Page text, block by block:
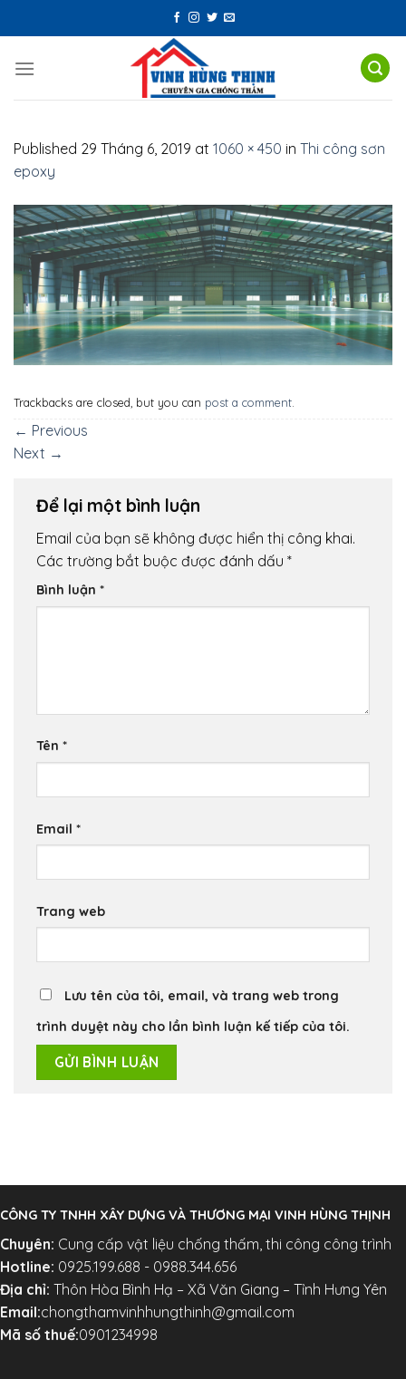
to
Published 29 Tháng 6, 2019 at 1060 × 450 in Thi công sơn
epoxy
Trackbacks are closed, but you can post a comment
← Previous
Next →
Để lại một bình luận
Email của bạn sẽ không được hiển thị công khai.
Các trường bắt buộc được đánh dấu *
Bình luận *
Tên *
Email *
Trang web
Lưu tên của tôi, email, và trang web trong
trình duyệt này cho lần bình luận kế tiếp của tôi.
CÔNG TY TNHH XÂY DỰNG VÀ THƯƠNG MẠI VINH HÙNG THỊNH
Chuyên: Cung cấp vật liệu chống thấm, thi công công trình
Hotline: 0925.199.688 - 0988.344.656
Địa chỉ: Thôn Hòa Bình Hạ – Xã Văn Giang – Tỉnh Hưng Yên
Email:chongthamvinhhungthinh@gmail.com
Mã số thuế:0901234998